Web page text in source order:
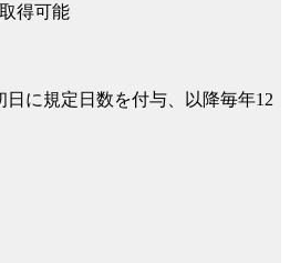
得可能
に規定日数を付与、以降毎年12